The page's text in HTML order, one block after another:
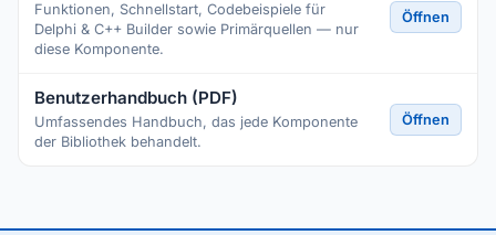
Funktionen, Schnellstart, Codebeispiele für
Delphi & C++ Builder sowie Primärquellen — nur
diese Komponente.
Öffnen
Benutzerhandbuch (PDF)
Umfassendes Handbuch, das jede Komponente
der Bibliothek behandelt.
Öffnen